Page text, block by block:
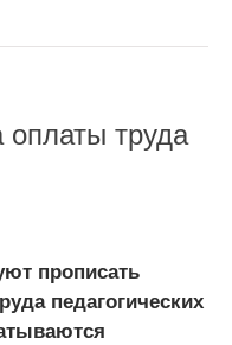
оплаты труда
прописать
педагогических